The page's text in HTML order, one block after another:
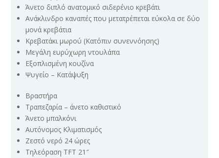
Άνετο διπλό ανατομικό σιδερένιο κρεβάτι
Ανάκλινδρο καναπές που μετατρέπεται εύκολα σε δύο
μονά κρεβάτια
Κρεβατάκι μωρού (Κατόπιν συνεννόησης)
Μεγάλη ευρύχωρη ντουλάπα
Εξοπλισμένη κουζίνα
Ψυγείο – Κατάψυξη
Βραστήρα
Τραπεζαρία – άνετο καθιστικό
Άνετο μπαλκόνι
Αυτόνομος Κλιματισμός
Ζεστό νερό 24 ώρες
Τηλεόραση TFT 21″